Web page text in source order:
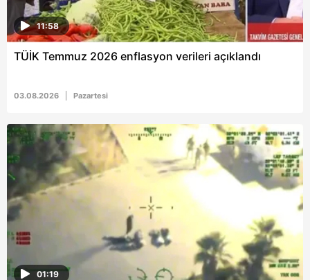
11:58
TÜİK Temmuz 2026 enflasyon verileri açıklandı
03.08.2026 Pazartesi
01:19